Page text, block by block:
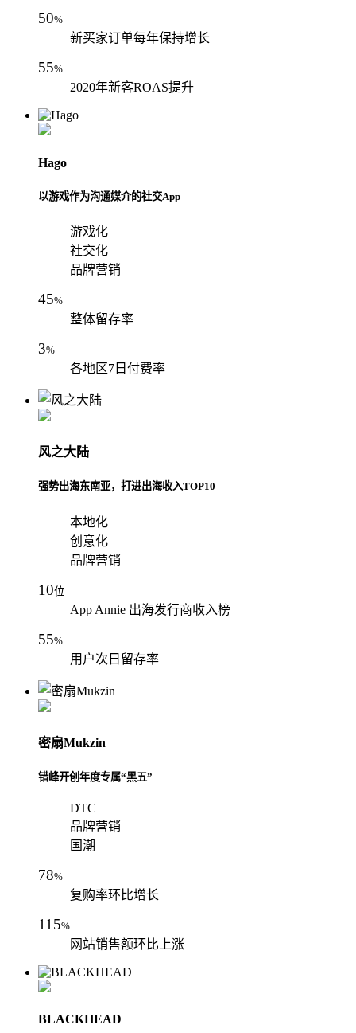
50%
新买家订单每年保持增长
55%
2020年新客ROAS提升
Hago
以游戏作为沟通媒介的社交App
游戏化
社交化
品牌营销
45%
整体留存率
3%
各地区7日付费率
风之大陆
强势出海东南亚，打进出海收入TOP10
本地化
创意化
品牌营销
10位
App Annie 出海发行商收入榜
55%
用户次日留存率
密扇Mukzin
错峰开创年度专属“黑五”
DTC
品牌营销
国潮
78%
复购率环比增长
115%
网站销售额环比上涨
BLACKHEAD